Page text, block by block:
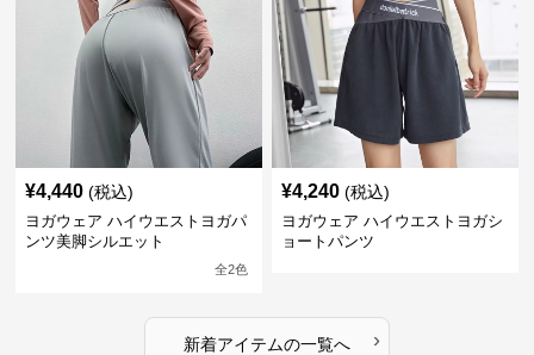
¥4,440 (税込)
ヨガウェア ハイウエストヨガパ
ンツ美脚シルエット
全2色
¥4,240 (税込)
ヨガウェア ハイウエストヨガシ
ョートパンツ
新着アイテムの一覧へ ›